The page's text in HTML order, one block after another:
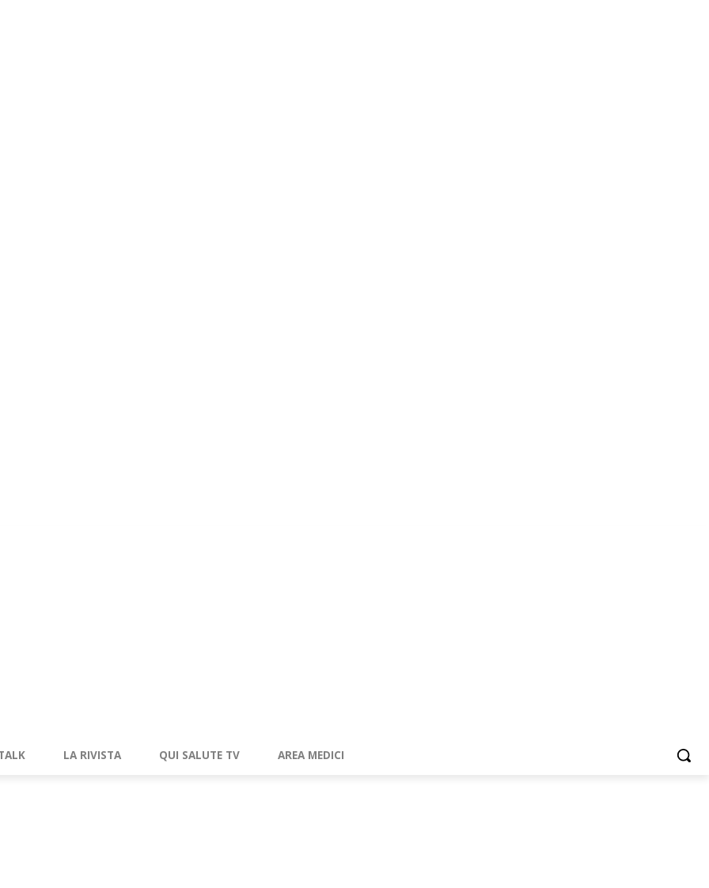
LA RIVISTA QUI SALUTE TV AREA MEDICI